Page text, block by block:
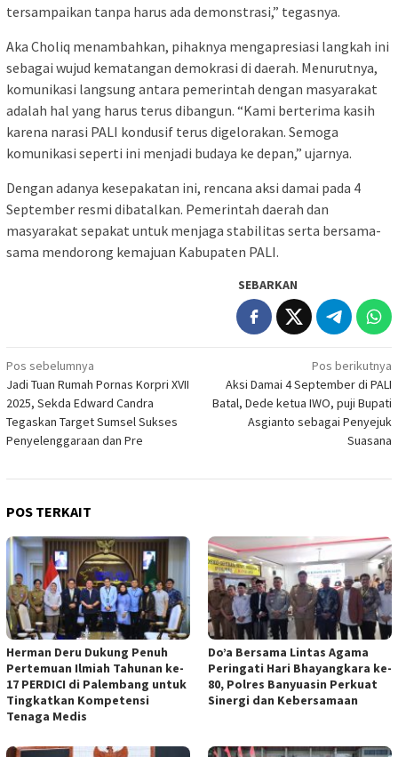
tersampaikan tanpa harus ada demonstrasi,” tegasnya.
Aka Choliq menambahkan, pihaknya mengapresiasi langkah ini
sebagai wujud kematangan demokrasi di daerah. Menurutnya,
komunikasi langsung antara pemerintah dengan masyarakat
adalah hal yang harus terus dibangun. “Kami berterima kasih
karena narasi PALI kondusif terus digelorakan. Semoga
komunikasi seperti ini menjadi budaya ke depan,” ujarnya.
Dengan adanya kesepakatan ini, rencana aksi damai pada 4
September resmi dibatalkan. Pemerintah daerah dan
masyarakat sepakat untuk menjaga stabilitas serta bersama-
sama mendorong kemajuan Kabupaten PALI.
SEBARKAN
Navigasi
pos
Pos sebelumnya
Jadi Tuan Rumah Pornas Korpri XVII
2025, Sekda Edward Candra
Tegaskan Target Sumsel Sukses
Penyelenggaraan dan Pre
Pos berikutnya
Aksi Damai 4 September di PALI
Batal, Dede ketua IWO, puji Bupati
Asgianto sebagai Penyejuk
Suasana
POS TERKAIT
Herman Deru Dukung Penuh
Pertemuan Ilmiah Tahunan ke-
17 PERDICI di Palembang untuk
Tingkatkan Kompetensi
Tenaga Medis
Do’a Bersama Lintas Agama
Peringati Hari Bhayangkara ke-
80, Polres Banyuasin Perkuat
Sinergi dan Kebersamaan